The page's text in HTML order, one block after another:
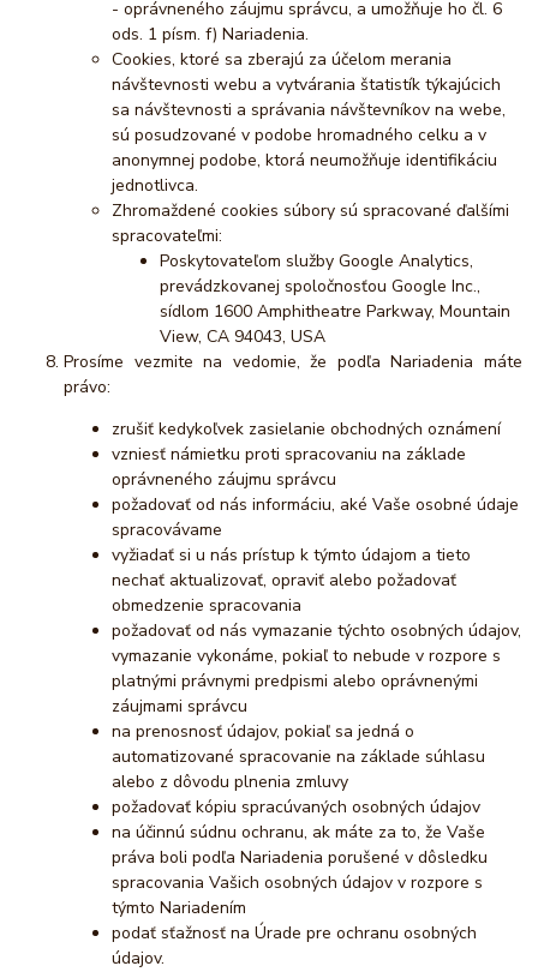
- oprávneného záujmu správcu, a umožňuje ho čl. 6
ods. 1 písm. f) Nariadenia.
Cookies, ktoré sa zberajú za účelom merania
návštevnosti webu a vytvárania štatistík týkajúcich
sa návštevnosti a správania návštevníkov na webe,
sú posudzované v podobe hromadného celku a v
anonymnej podobe, ktorá neumožňuje identifikáciu
jednotlivca.
Zhromaždené cookies súbory sú spracované ďalšími
spracovateľmi:
Poskytovateľom služby Google Analytics,
prevádzkovanej spoločnosťou Google Inc.,
sídlom 1600 Amphitheatre Parkway, Mountain
View, CA 94043, USA
Prosíme vezmite na vedomie, že podľa Nariadenia máte
právo:
zrušiť kedykoľvek zasielanie obchodných oznámení
vzniesť námietku proti spracovaniu na základe
oprávneného záujmu správcu
požadovať od nás informáciu, aké Vaše osobné údaje
spracovávame
vyžiadať si u nás prístup k týmto údajom a tieto
nechať aktualizovať, opraviť alebo požadovať
obmedzenie spracovania
požadovať od nás vymazanie týchto osobných údajov,
vymazanie vykonáme, pokiaľ to nebude v rozpore s
platnými právnymi predpismi alebo oprávnenými
záujmami správcu
na prenosnosť údajov, pokiaľ sa jedná o
automatizované spracovanie na základe súhlasu
alebo z dôvodu plnenia zmluvy
požadovať kópiu spracúvaných osobných údajov
na účinnú súdnu ochranu, ak máte za to, že Vaše
práva boli podľa Nariadenia porušené v dôsledku
spracovania Vašich osobných údajov v rozpore s
týmto Nariadením
podať sťažnosť na Úrade pre ochranu osobných
údajov.